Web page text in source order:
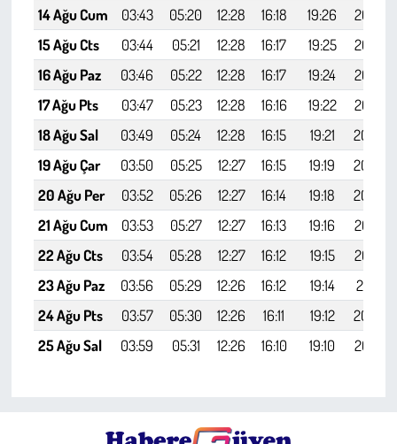
14 Ağu Cum
03:43 05:20 12:28 16:18 19:26
20:57
15 Ağu Cts
03:44 05:21 12:28 16:17 19:25
20:55
16 Ağu Paz
03:46 05:22 12:28 16:17 19:24
20:54
17 Ağu Pts
03:47 05:23 12:28 16:16 19:22
20:52
18 Ağu Sal
03:49 05:24 12:28 16:15 19:21
20:50
19 Ağu Çar
03:50 05:25 12:27 16:15 19:19
20:48
20 Ağu Per
03:52 05:26 12:27 16:14 19:18
20:46
21 Ağu Cum
03:53 05:27 12:27 16:13 19:16
20:44
22 Ağu Cts
03:54 05:28 12:27 16:12 19:15
20:42
23 Ağu Paz
03:56 05:29 12:26 16:12 19:14
20:41
24 Ağu Pts
03:57 05:30 12:26 16:11 19:12
20:39
25 Ağu Sal
03:59 05:31 12:26 16:10 19:10 20:37